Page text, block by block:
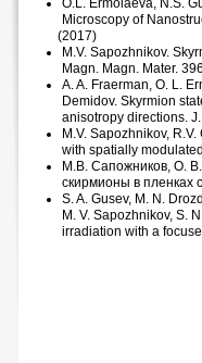
O.L. Ermolaeva, N.S.
Microscopy of
(2017)
M.V. Sapozhnikov.
Magn. Magn. Mater.
A. A. Fraerman, O. L.
Demidov. Skyrmion
anisotropy directions.
M.V. Sapozhnikov, R.V.
with spatially
M.В. Сапожников, О.
скирмионы в
S. A. Gusev, M. N.
M. V. Sapozhnikov, S.
irradiation with a